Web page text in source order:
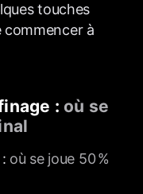
touches
commencer à
:où se
où se joue 50 %